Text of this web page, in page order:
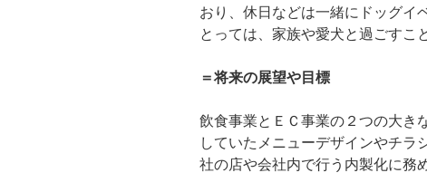
おり、休日などは一緒にドッグイ
とっては、家族や愛犬と過ごすこ
＝将来の展望や目標
飲食事業とＥＣ事業の２つの大き
していたメニューデザインやチラ
社の店や会社内で行う内製化に務